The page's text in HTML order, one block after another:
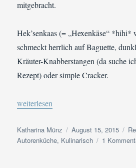
mitgebracht.
Hek’senkaas (= „Hexenkäse“ *hihi*
schmeckt herrlich auf Baguette,
Kräuter-Knabberstangen (da suche
Rezept) oder simple Cracker.
„Reblogged (Kulinarisch):
weiterlesen
Autor
Katharina Münz
Veröffentlicht
am
August 15, 2015
Autorenküche, Kulinarisch 1